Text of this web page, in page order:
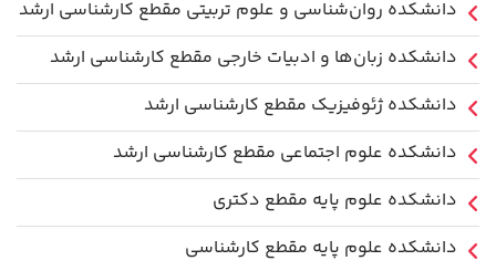
دانشکده روان‌شناسی و علوم تربیتی مقطع کارشناسی ارشد
دانشکده زبان‌ها و ادبیات خارجی مقطع کارشناسی ارشد
دانشکده ژئوفیزیک مقطع کارشناسی ارشد
دانشکده علوم اجتماعی مقطع کارشناسی ارشد
دانشکده علوم پایه مقطع دکتری
دانشکده علوم پایه مقطع کارشناسی